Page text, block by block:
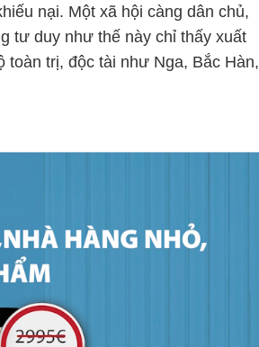
nại. Một xã hội càng dân chủ,
tư duy như thế này chỉ thấy xuất
toàn trị, độc tài như Nga, Bắc Hàn,